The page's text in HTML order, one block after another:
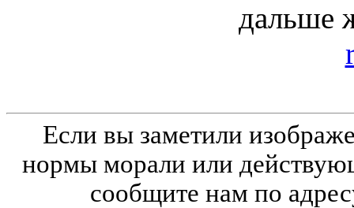
дальше
Если вы заметили
нормы морали или
сообщите нам по